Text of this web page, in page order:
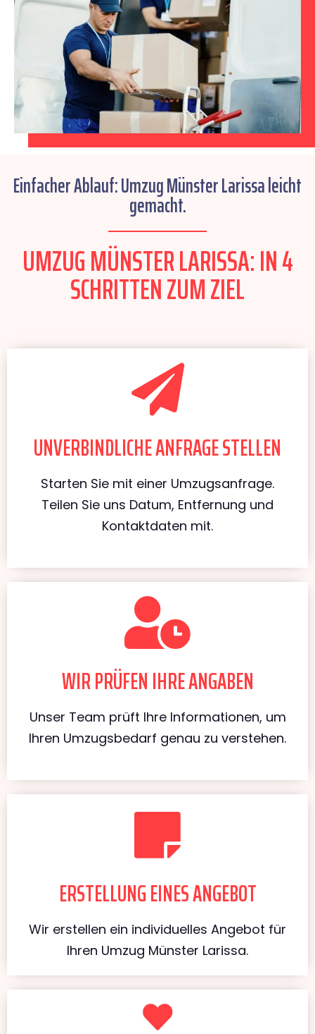
Einfacher Ablauf: Umzug Münster Larissa leicht
gemacht.
UMZUG MÜNSTER LARISSA: IN 4
SCHRITTEN ZUM ZIEL
UNVERBINDLICHE ANFRAGE STELLEN
Starten Sie mit einer Umzugsanfrage.
Teilen Sie uns Datum, Entfernung und
Kontaktdaten mit.
WIR PRÜFEN IHRE ANGABEN
Unser Team prüft Ihre Informationen, um
Ihren Umzugsbedarf genau zu verstehen.
ERSTELLUNG EINES ANGEBOT
Wir erstellen ein individuelles Angebot für
Ihren Umzug Münster Larissa.